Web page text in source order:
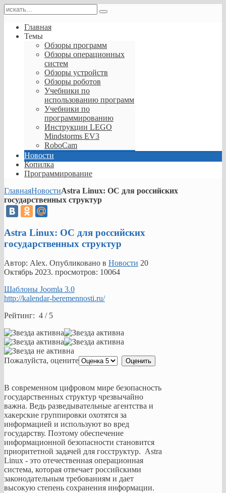
Главная
Темы
Обзоры программ
Обзоры операционных
систем
Обзоры устройств
Обзоры роботов
Учебники по
использованию программ
Учебники по
программированию
Инструкции LEGO
Mindstorms EV3
RoboCam
Новости
Копилка
Программирование
ГлавнаяНовостиAstra Linux: ОС для российских
государственных структур
Astra Linux: ОС для российских
государственных структур
Автор: Alex. Опубликовано в Новости 20
Октябрь 2023. просмотров: 10064
Шаблоны Joomla 3.0
http://kalendar-beremennosti.ru/
Рейтинг: 4 / 5
Пожалуйста, оцените
В современном цифровом мире безопасность
государственных структур чрезвычайно
важна. Ведь разведывательные агентства и
хакерские группировки охотятся за
информацией и используют во вред
государству. Поэтому обеспечение
информационной безопасности становится
приоритетной задачей для госструктур. Astra
Linux - это отечественная операционная
система, которая отвечает российскими
законодательным требованиям и дает
высокую степень сохранения информации.
цифровом
безопасность
государственных
чрезвычайно
разведывательные
информацией
используют
государству.
Поэтому
обеспечение
информационной
безопасности
становится
приоритетной
для
госструктур.
Linux
отечественная
операционная
система,
которая
отвечает
российскими
дает
высокую
степень
сохранения
информации.
Уникальные
особенности
продукта